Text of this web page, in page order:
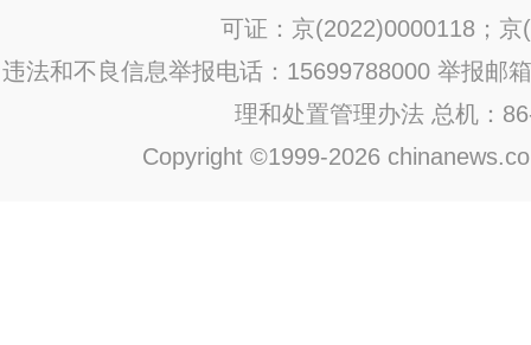
可证：京(2022)0000118；京
违法和不良信息举报电话：15699788000 举报邮
理和处置管理办法 总机：
Copyright ©1999-2026